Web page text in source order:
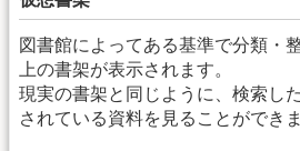
図書館によってある基準で分類・
上の書架が表示されます。
現実の書架と同じように、検索し
されている資料を見ることができま